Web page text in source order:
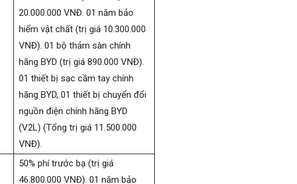
20.000.000 VNĐ. 01 năm bảo
hiểm vật chất (trị giá 10.300.000
VNĐ). 01 bộ thảm sàn chính
hãng BYD (trị giá 890.000 VNĐ).
01 thiết bị sạc cầm tay chính
hãng BYD, 01 thiết bị chuyển đổi
nguồn điện chính hãng BYD
(V2L) (Tổng trị giá 11.500.000
VNĐ).
50% phí trước bạ (trị giá
46.800.000 VNĐ). 01 năm bảo